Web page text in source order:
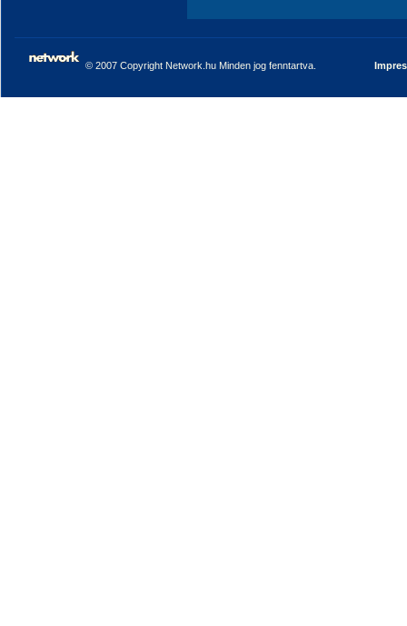
© 2007 Copyright Network.hu Minden jog fenntartva.